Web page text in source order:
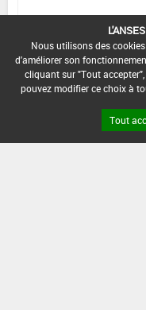
DATE DE FIN DE
DATE DE FIN
29/02/2012
Nous utilisons des
d'améliorer son
cliquant sur "Tout
pouvez modifier ce choix à
Tout